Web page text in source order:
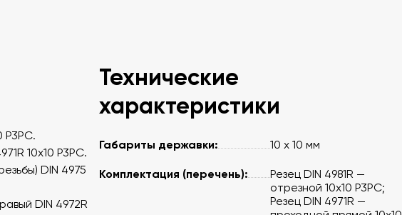
P3PC.
10x10 P3PC.
DIN 4975
DIN 4972R
Технические
характеристики
Габариты державки: 10 x 10 мм
Комплектация (перечень):
Резец DIN 4981R —
отрезной 10x10 P3PC;
Резец DIN 4971R —